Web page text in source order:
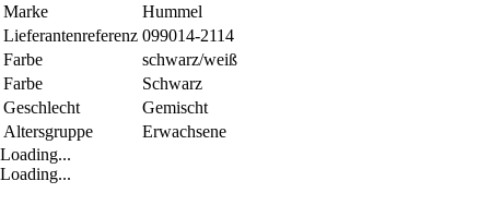
Marke
Hummel
Lieferantenreferenz 099014-2114
Farbe
schwarz/weiß
Farbe
Schwarz
Geschlecht
Gemischt
Altersgruppe
Erwachsene
Loading...
Loading...